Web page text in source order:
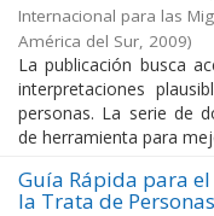
Internacional para las
América del Sur, 2009)
La publicación busca
interpretaciones
personas. La serie de
de herramienta para
Guía Rápida para
la Trata de Personas